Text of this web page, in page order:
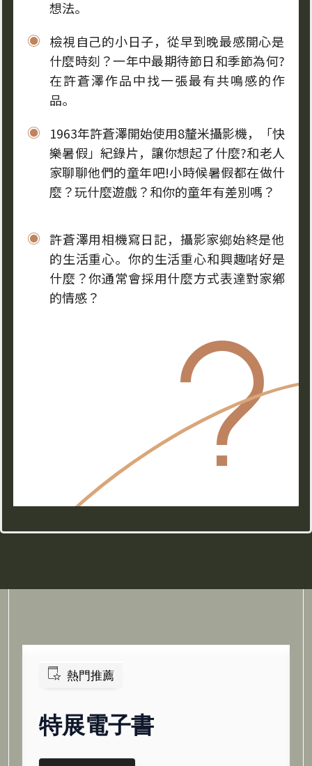
想法。
檢視自己的小日子，從早到晚最感開心是
什麼時刻？一年中最期待節日和季節為何?
在許蒼澤作品中找一張最有共鳴感的作
品。
1963年許蒼澤開始使用8釐米攝影機，「快
樂暑假」紀錄片，讓你想起了什麼?和老人
家聊聊他們的童年吧!小時候暑假都在做什
麼？玩什麼遊戲？和你的童年有差別嗎？
許蒼澤用相機寫日記，攝影家鄉始終是他
的生活重心。你的生活重心和興趣啫好是
什麼？你通常會採用什麼方式表達對家鄕
的情感？
熱門推薦
特展電子書